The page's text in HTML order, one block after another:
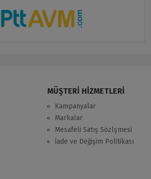
MÜŞTERİ HİZMETLERİ
Kampanyalar
Markalar
Mesafeli Satış Sözlşmesi
İade ve Değişim Politikası